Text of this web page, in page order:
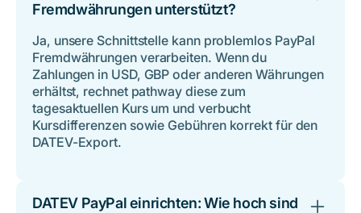
Fremdwährungen unterstützt?
Ja, unsere Schnittstelle kann problemlos PayPal
Fremdwährungen verarbeiten. Wenn du
Zahlungen in USD, GBP oder anderen Währungen
erhältst, rechnet pathway diese zum
tagesaktuellen Kurs um und verbucht
Kursdifferenzen sowie Gebühren korrekt für den
DATEV-Export.
DATEV PayPal einrichten: Wie hoch sind